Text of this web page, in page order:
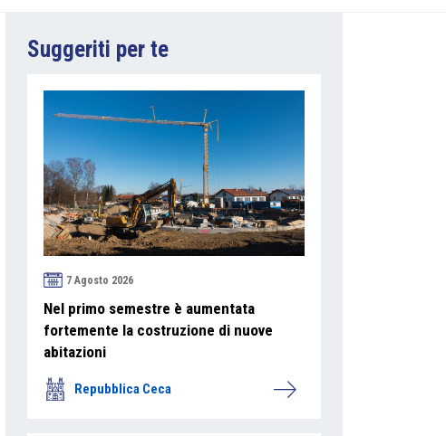
Suggeriti per te
7 Agosto 2026
Nel primo semestre è aumentata
fortemente la costruzione di nuove
abitazioni
Repubblica Ceca